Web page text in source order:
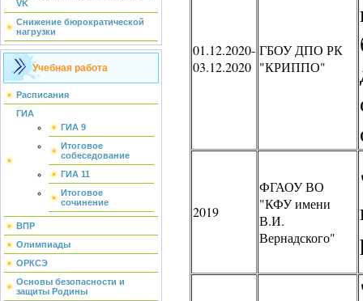
VK
Снижение бюрократической
нагрузки
Учебная работа
Расписания
ГИА
ГИА 9
Итоговое
собеседование
ГИА 11
Итоговое
сочинение
ВПР
Олимпиады
ОРКСЭ
Основы безопасности и
защиты Родины
01.12.2020-
03.12.2020
ГБОУ ДПО РК
"КРИППО"
2019
ФГАОУ ВО
"КФУ имени
В.И.
Вернадского"